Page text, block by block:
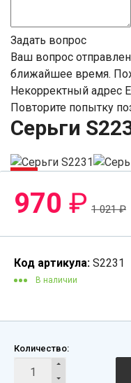
Задать вопрос
Ваш вопрос
ближайшее время.
Некорректный адрес
Повторите попытку
Серьги
-5%
970 ₽ 1 021₽
Код артикула: S2231
В наличии
Количество: